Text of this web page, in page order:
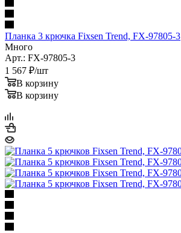
Планка 3 крючка Fixsen Trend, FX-97805-3
Много
Арт.: FX-97805-3
1 567 ₽/шт
В корзину
В корзину